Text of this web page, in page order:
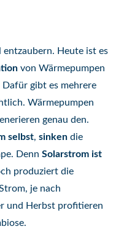
entzaubern. Heute ist es
von Wärmepumpen
Dafür gibt es mehrere
Wärmepumpen
genau den.
selbst, sinken die
Denn Solarstrom ist
produziert die
je nach
und Herbst profitieren